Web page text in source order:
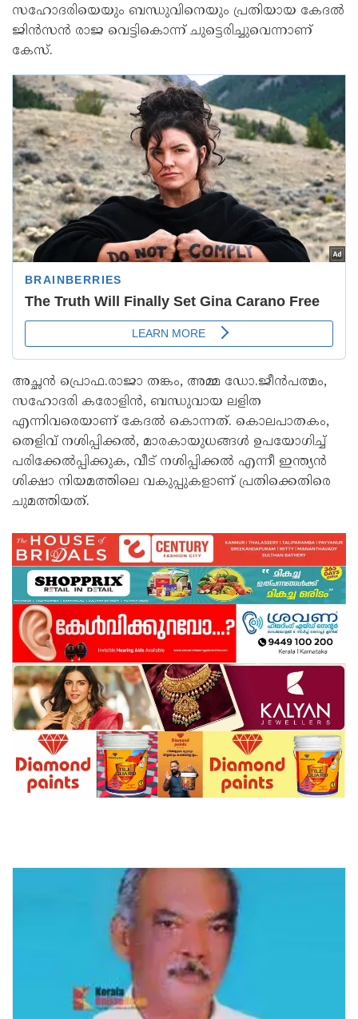
സഹോദരിയെയും ബന്ധുവിനെയും പ്രതിയായ കേദൽ
ജിൻസൻ രാജ വെട്ടികൊന്ന് ചുട്ടെരിച്ചുവെന്നാണ്
കേസ്.
അച്ഛൻ പ്രൊഫ.രാജാ തങ്കം, അമ്മ ഡോ.ജീൻപത്മം,
സഹോദരി കരോളിൻ, ബന്ധുവായ ലളിത
എന്നിവരെയാണ് കേദൽ കൊന്നത്. കൊലപാതകം,
തെളിവ് നശിപ്പിക്കൽ, മാരകായുധങ്ങൾ ഉപയോഗിച്ച്
പരിക്കേൽപ്പിക്കുക, വീട് നശിപ്പിക്കൽ എന്നീ ഇന്ത്യൻ
ശിക്ഷാ നിയമത്തിലെ വകുപ്പുകളാണ് പ്രതിക്കെതിരെ
ചുമത്തിയത്.